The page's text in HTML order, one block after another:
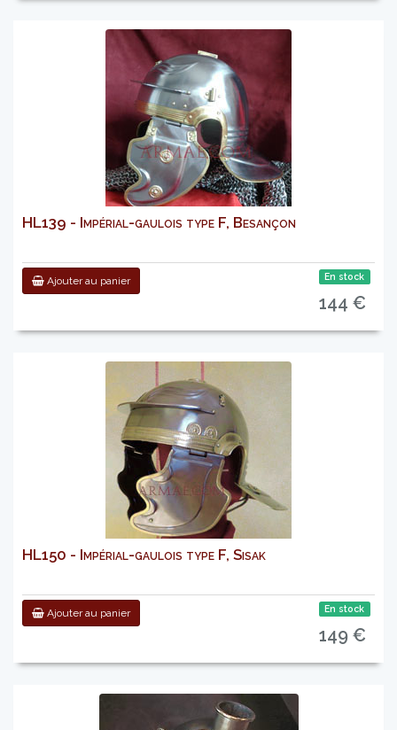
HL139 - Impérial-gaulois type F, Besançon
Ajouter au panier En stock
144 €
HL150 - Impérial-gaulois type F, Sisak
Ajouter au panier En stock
149 €